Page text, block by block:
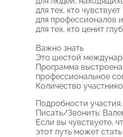
для тех, кто
для профессионалов
для тех, кто ценит
Важно знать
Это шестой
Программа
профессиональное
Количество
Подробности
Писать/Звонить:
Если вы чувствуете,
этот путь может